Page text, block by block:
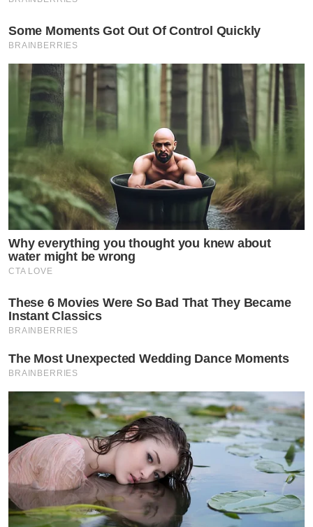
Some Moments Got Out Of Control Quickly
BRAINBERRIES
Why everything you thought you knew about
water might be wrong
CTA LOVE
These 6 Movies Were So Bad That They Became
Instant Classics
BRAINBERRIES
The Most Unexpected Wedding Dance Moments
BRAINBERRIES